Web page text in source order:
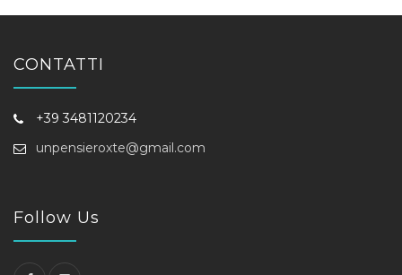
CONTATTI
+39 3481120234
unpensieroxte@gmail.com
Follow Us